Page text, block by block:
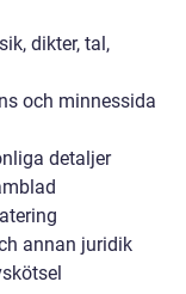
dikter, tal,
och minnessida
detaljer
annan juridik